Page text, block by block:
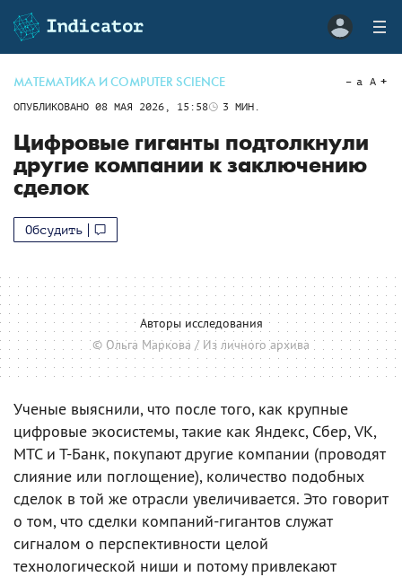
МАТЕМАТИКА И COMPUTER SCIENCE
ОПУБЛИКОВАНО 08 МАЯ 2026, 15:58 3 МИН.
a A
Цифровые гиганты подтолкнули
другие компании к заключению
сделок
Обсудить
Авторы исследования
© Ольга Маркова / Из личного архива
Ученые выяснили, что после того, как крупные
цифровые экосистемы, такие как Яндекс, Сбер, VK,
МТС и Т-Банк, покупают другие компании (проводят
слияние или поглощение), количество подобных
сделок в той же отрасли увеличивается. Это говорит
о том, что сделки компаний-гигантов служат
сигналом о перспективности целой
технологической ниши и потому привлекают